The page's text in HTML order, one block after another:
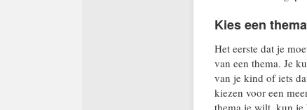
Kies een thema
Het eerste dat je
van een thema. Je
van je kind of iets
kiezen voor een
thema je wilt, kun je